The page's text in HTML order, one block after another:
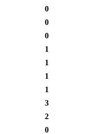
0
0
0
1
1
1
1
3
2
0